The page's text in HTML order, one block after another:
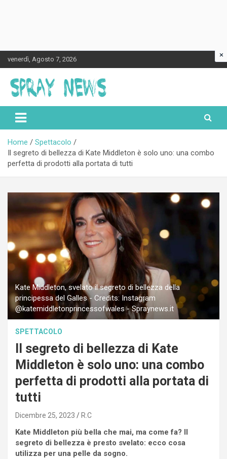
to
content
venerdì, Agosto 7, 2026
Spraynews.it
Home
Spettacolo
Il segreto di bellezza di Kate Middleton è solo uno: una combo
perfetta di prodotti alla portata di tutti
Kate Middleton, svelato il segreto di bellezza della
principessa del Galles - Credits: Instagram
@katemiddletonprincessofwales - Spraynews.it
SPETTACOLO
Il segreto di bellezza di Kate
Middleton è solo uno: una combo
perfetta di prodotti alla portata di
tutti
Dicembre 25, 2023 R.C
Kate Middleton più bella che mai, ma come fa? Il
segreto di bellezza è presto svelato: ecco cosa
utilizza per una pelle da sogno.
×